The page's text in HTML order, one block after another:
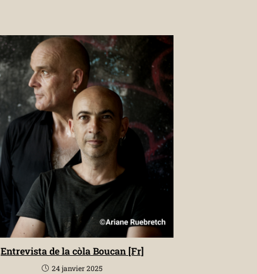
Entrevista de la còla Boucan [Fr]
24 janvier 2025